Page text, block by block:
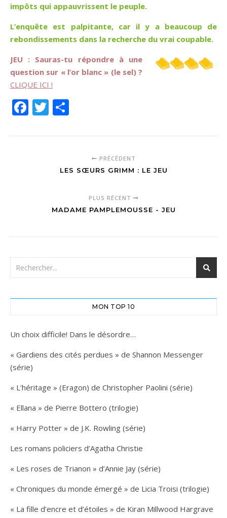
impôts qui appauvrissent le peuple.
L’enquête est palpitante, car il y a beaucoup de
rebondissements dans la recherche du vrai coupable.
JEU : Sauras-tu répondre à une
question sur « l’or blanc » (le sel) ?
CLIQUE ICI !
Facebook
Twitter
PRÉCÉDENT
LES SŒURS GRIMM : LE JEU
PLUS RÉCENT
MADAME PAMPLEMOUSSE - JEU
MON TOP 10
Un choix difficile! Dans le désordre…
« Gardiens des cités perdues » de Shannon Messenger
(série)
« L’héritage » (Eragon) de Christopher Paolini (série)
« Ellana » de Pierre Bottero (trilogie)
« Harry Potter » de J.K. Rowling (série)
Les romans policiers d’Agatha Christie
« Les roses de Trianon » d’Annie Jay (série)
« Chroniques du monde émergé » de Licia Troisi (trilogie)
« La fille d’encre et d’étoiles » de Kiran Millwood Hargrave